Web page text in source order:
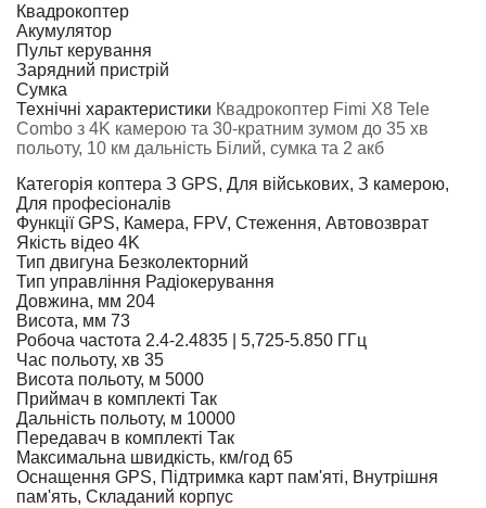
Квадрокоптер
Акумулятор
Пульт керування
Зарядний пристрій
Сумка
Технічні характеристики Квадрокоптер Fimi X8 Tele
Combo з 4K камерою та 30-кратним зумом до 35 хв
польоту, 10 км дальність Білий, сумка та 2 акб
Категорія коптера З GPS, Для військових, З камерою,
Для професіоналів
Функції GPS, Камера, FPV, Стеження, Автовозврат
Якість відео 4K
Тип двигуна Безколекторний
Тип управління Радіокерування
Довжина, мм 204
Висота, мм 73
Робоча частота 2.4-2.4835 | 5,725-5.850 ГГц
Час польоту, хв 35
Висота польоту, м 5000
Приймач в комплекті Так
Дальність польоту, м 10000
Передавач в комплекті Так
Максимальна швидкість, км/год 65
Оснащення GPS, Підтримка карт пам'яті, Внутрішня
пам'ять, Складаний корпус